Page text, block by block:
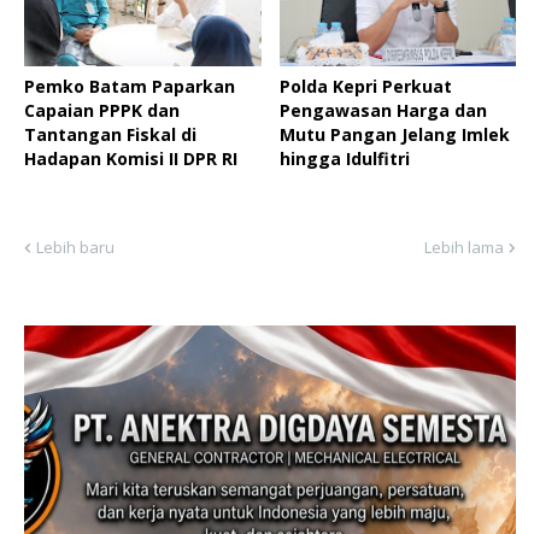
Pemko Batam Paparkan
Capaian PPPK dan
Tantangan Fiskal di
Hadapan Komisi II DPR RI
Polda Kepri Perkuat
Pengawasan Harga dan
Mutu Pangan Jelang Imlek
hingga Idulfitri
Lebih baru Lebih lama